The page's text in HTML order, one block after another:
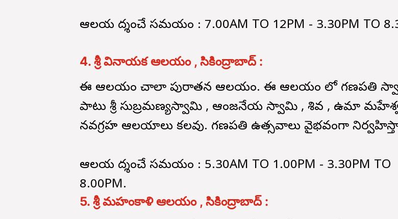
ఆలయ దర్శించే సమయం : 7.00AM TO 12PM - 3.30PM TO
4. శ్రీ వినాయక ఆలయం , సికింద్రాబాద్ :
ఈ ఆలయం చాలా పురాతన ఆలయం. ఈ ఆలయం లో గణపతి
పాటు శ్రీ సుబ్రమణ్యస్వామి , ఆంజనేయ స్వామి , శివ , ఉమా
నవగ్రహ ఆలయాలు కలవు. గణపతి ఉత్సవాలు వైభవంగా
ఆలయ దర్శించే సమయం : 5.30AM TO 1.00PM - 3.30PM TO
8.00PM.
5. శ్రీ మహంకాళి ఆలయం , సికింద్రాబాద్ :